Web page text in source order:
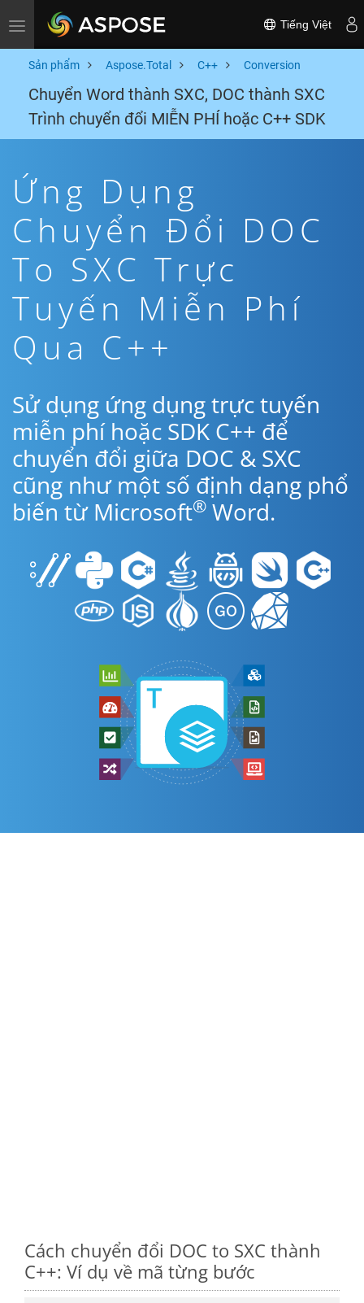
Toggle navigation Tiếng Việt
Sản phẩm Aspose.Total C++ Conversion
Chuyển Word thành SXC, DOC thành SXC
Trình chuyển đổi MIỄN PHÍ hoặc C++ SDK
Ứng Dụng
Chuyển Đổi DOC
To SXC Trực
Tuyến Miễn Phí
Qua C++
Sử dụng ứng dụng trực tuyến
miễn phí hoặc SDK C++ để
chuyển đổi giữa DOC & SXC
cũng như một số định dạng phổ
biến từ Microsoft® Word.
Cách chuyển đổi DOC to SXC thành
C++: Ví dụ về mã từng bước